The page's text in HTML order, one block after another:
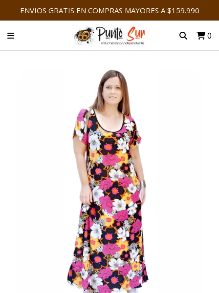
ENVIOS GRATIS EN COMPRAS MAYORES A $159.990
0